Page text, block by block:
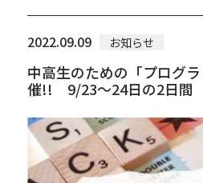
2022.09.09 お知らせ
中高生のための「プログ
催!! 9/23～24日の2日間